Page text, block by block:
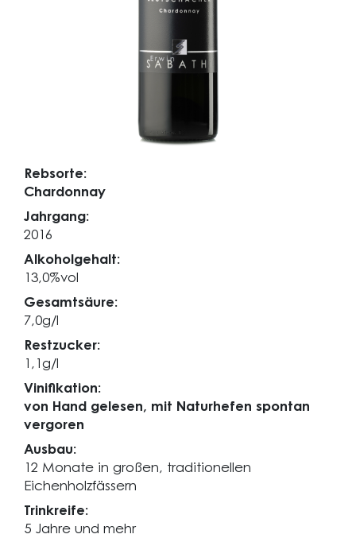
Rebsorte:
Chardonnay
Jahrgang:
2016
Alkoholgehalt:
13,0%vol
Gesamtsäure:
7,0g/l
Restzucker:
1,1g/l
Vinifikation:
von Hand gelesen, mit Naturhefen spontan
vergoren
Ausbau:
12 Monate in großen, traditionellen
Eichenholzfässern
Trinkreife:
5 Jahre und mehr